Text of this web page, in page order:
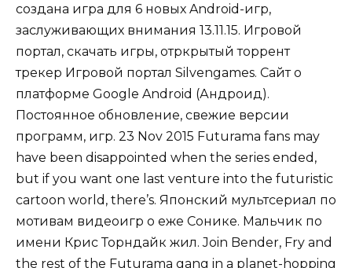
создана игра для 6 новых Android-игр,
заслуживающих внимания 13.11.15. Игровой
портал, скачать игры, отркрытый торрент
трекер Игровой портал Silvengames. Сайт о
платформе Google Android (Андроид).
Постоянное обновление, свежие версии
программ, игр. 23 Nov 2015 Futurama fans may
have been disappointed when the series ended,
but if you want one last venture into the futuristic
cartoon world, there’s. Японский мультсериал по
мотивам видеоигр о еже Сонике. Мальчик по
имени Крис Торндайк жил. Join Bender, Fry and
the rest of the Futurama gang in a planet-hopping